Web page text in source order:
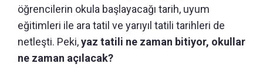
öğrencilerin okula başlayacağı tarih, uyum
eğitimleri ile ara tatil ve yarıyıl tatili tarihleri de
netleşti. Peki,yaz tatili ne zaman bitiyor, okullar
ne zaman açılacak?